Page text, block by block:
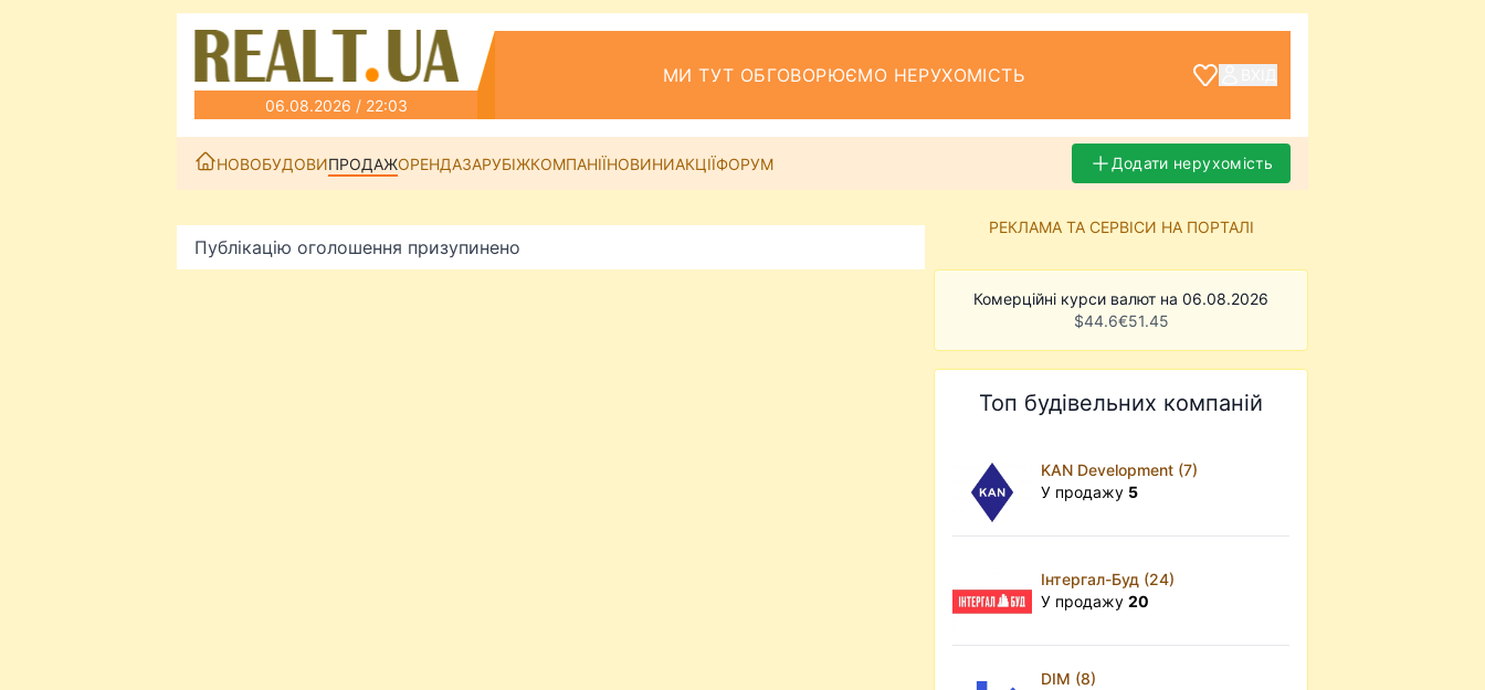
06.08.2026 / 22:03
МИ ТУТ ОБГОВОРЮЄМО НЕРУХОМІСТЬ
НОВОБУДОВИПРОДАЖОРЕНДАЗАРУБІЖКОМПАНІЇНОВИНИАКЦІЇФОРУМ Додати нерухомість
Публікацію оголошення призупинено
РЕКЛАМА ТА СЕРВІСИ НА ПОРТАЛІ
Комерційні курси валют на 06.08.2026
$44.6€51.45
Топ будівельних компаній
KAN Development (7)
У продажу 5
Інтергал-Буд (24)
У продажу20
DIM (8)